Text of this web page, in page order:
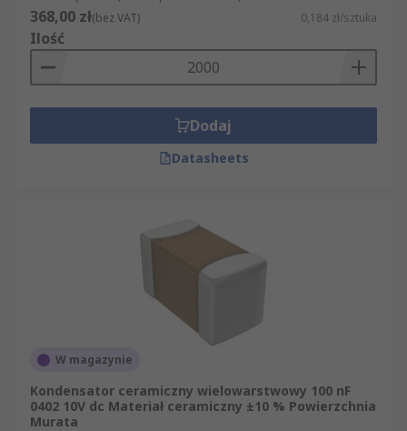
368,00 zł(bez VAT) 0,184 zł/sztuka
Ilość
Dodaj
Datasheets
W magazynie
Kondensator ceramiczny wielowarstwowy 100 nF
0402 10V dc Materiał ceramiczny ±10 % Powierzchnia
Murata